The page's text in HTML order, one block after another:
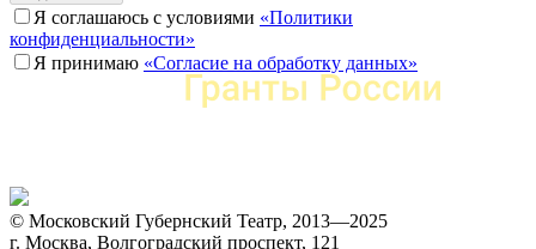
Я соглашаюсь с условиями «Политики
конфиденциальности»
Я принимаю «Согласие на обработку данных»
© Московский Губернский Театр, 2013—2025
г. Москва, Волгоградский проспект, 121